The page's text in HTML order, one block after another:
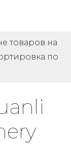
товаров на
по